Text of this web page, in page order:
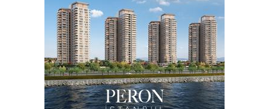
Esat BİNDESEN
Başkan Sekmen’den Erzurum’a
bir vizyon proje daha!
02 Ağustos 2026 Pazar
Kadir SABUNCUOĞLU
Erzurumspor’un köşe taşları